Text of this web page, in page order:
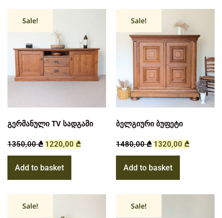
Sale!
გერმანული TV სადგამი
1350,00₾ 1220,00 ₾
Add to basket
Sale!
ბელგიური ბუფეტი
1480,00₾ 1320,00 ₾
Add to basket
Sale! Sale!